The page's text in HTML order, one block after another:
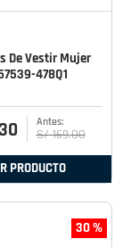
De Vestir Mujer
478Q1
S/ 169.00
PRODUCTO
30 %